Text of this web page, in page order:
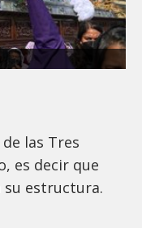
las Tres
es decir que
su estructura.